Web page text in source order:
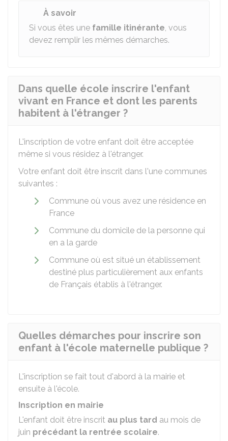
À savoir
Si vous êtes une famille itinérante, vous
devez remplir les mêmes démarches.
Dans quelle école inscrire l'enfant
vivant en France et dont les parents
habitent à l'étranger ?
L'inscription de votre enfant doit être acceptée
même si vous résidez à l'étranger.
Votre enfant doit être inscrit dans l'une communes
suivantes :
Commune où vous avez une résidence en
France
Commune du domicile de la personne qui
en a la garde
Commune où est situé un établissement
destiné plus particulièrement aux enfants
de Français établis à l'étranger.
Quelles démarches pour inscrire son
enfant à l'école maternelle publique ?
L'inscription se fait tout d'abord à la mairie et
ensuite à l'école.
Inscription en mairie
L'enfant doit être inscrit au plus tard au mois de
juin précédant la rentrée scolaire.